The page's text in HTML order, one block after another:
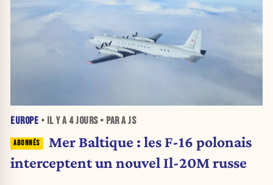
EUROPE • IL Y A 4 JOURS• PAR A JS
Mer Baltique : les F-16 polonais
interceptent un nouvel Il-20M russe